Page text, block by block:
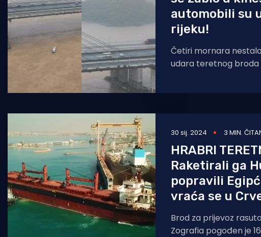
automobili su
rijeku!
Četiri mornara
udara teretnog broda
30 sij. 2024 3 MIN.
HRABRI
Raketirali ga
popravili
vraća se u
Brod za prijevoz
Zografia pogođen je